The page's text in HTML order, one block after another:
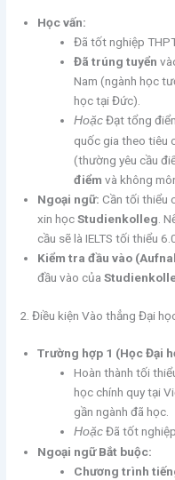
Học vấn:
Đã tốt nghiệp
Đã trúng tuyển
Nam (ngành học
học tại Đức).
HoặcĐạt tổng
quốc gia theo tiêu
(thường yêu cầu
điểm và không
Ngoại ngữ: Cần tối thiểu
xin họcStudienkolleg .
cầu sẽ là IELTS tối thiểu
Kiểm tra đầu vào
đầu vào của
2. Điều kiện Vào thẳng Đại
Trường hợp 1 (Học Đại
Hoàn thành tối
học chính quy tại
gần ngành đã học.
HoặcĐã tốt
Ngoại ngữ Bắt buộc:
Chương trình